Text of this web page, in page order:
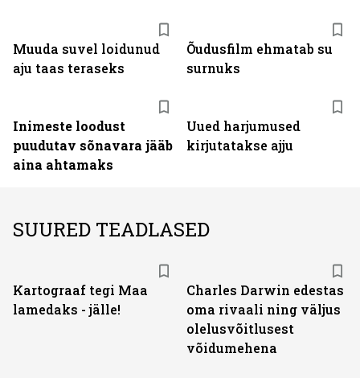
Muuda suvel loidunud
aju taas teraseks
Õudusfilm ehmatab su
surnuks
Inimeste loodust
puudutav sõnavara jääb
aina ahtamaks
Uued harjumused
kirjutatakse ajju
SUURED TEADLASED
Kartograaf tegi Maa
lamedaks - jälle!
Charles Darwin edestas
oma rivaali ning väljus
olelusvõitlusest
võidumehena